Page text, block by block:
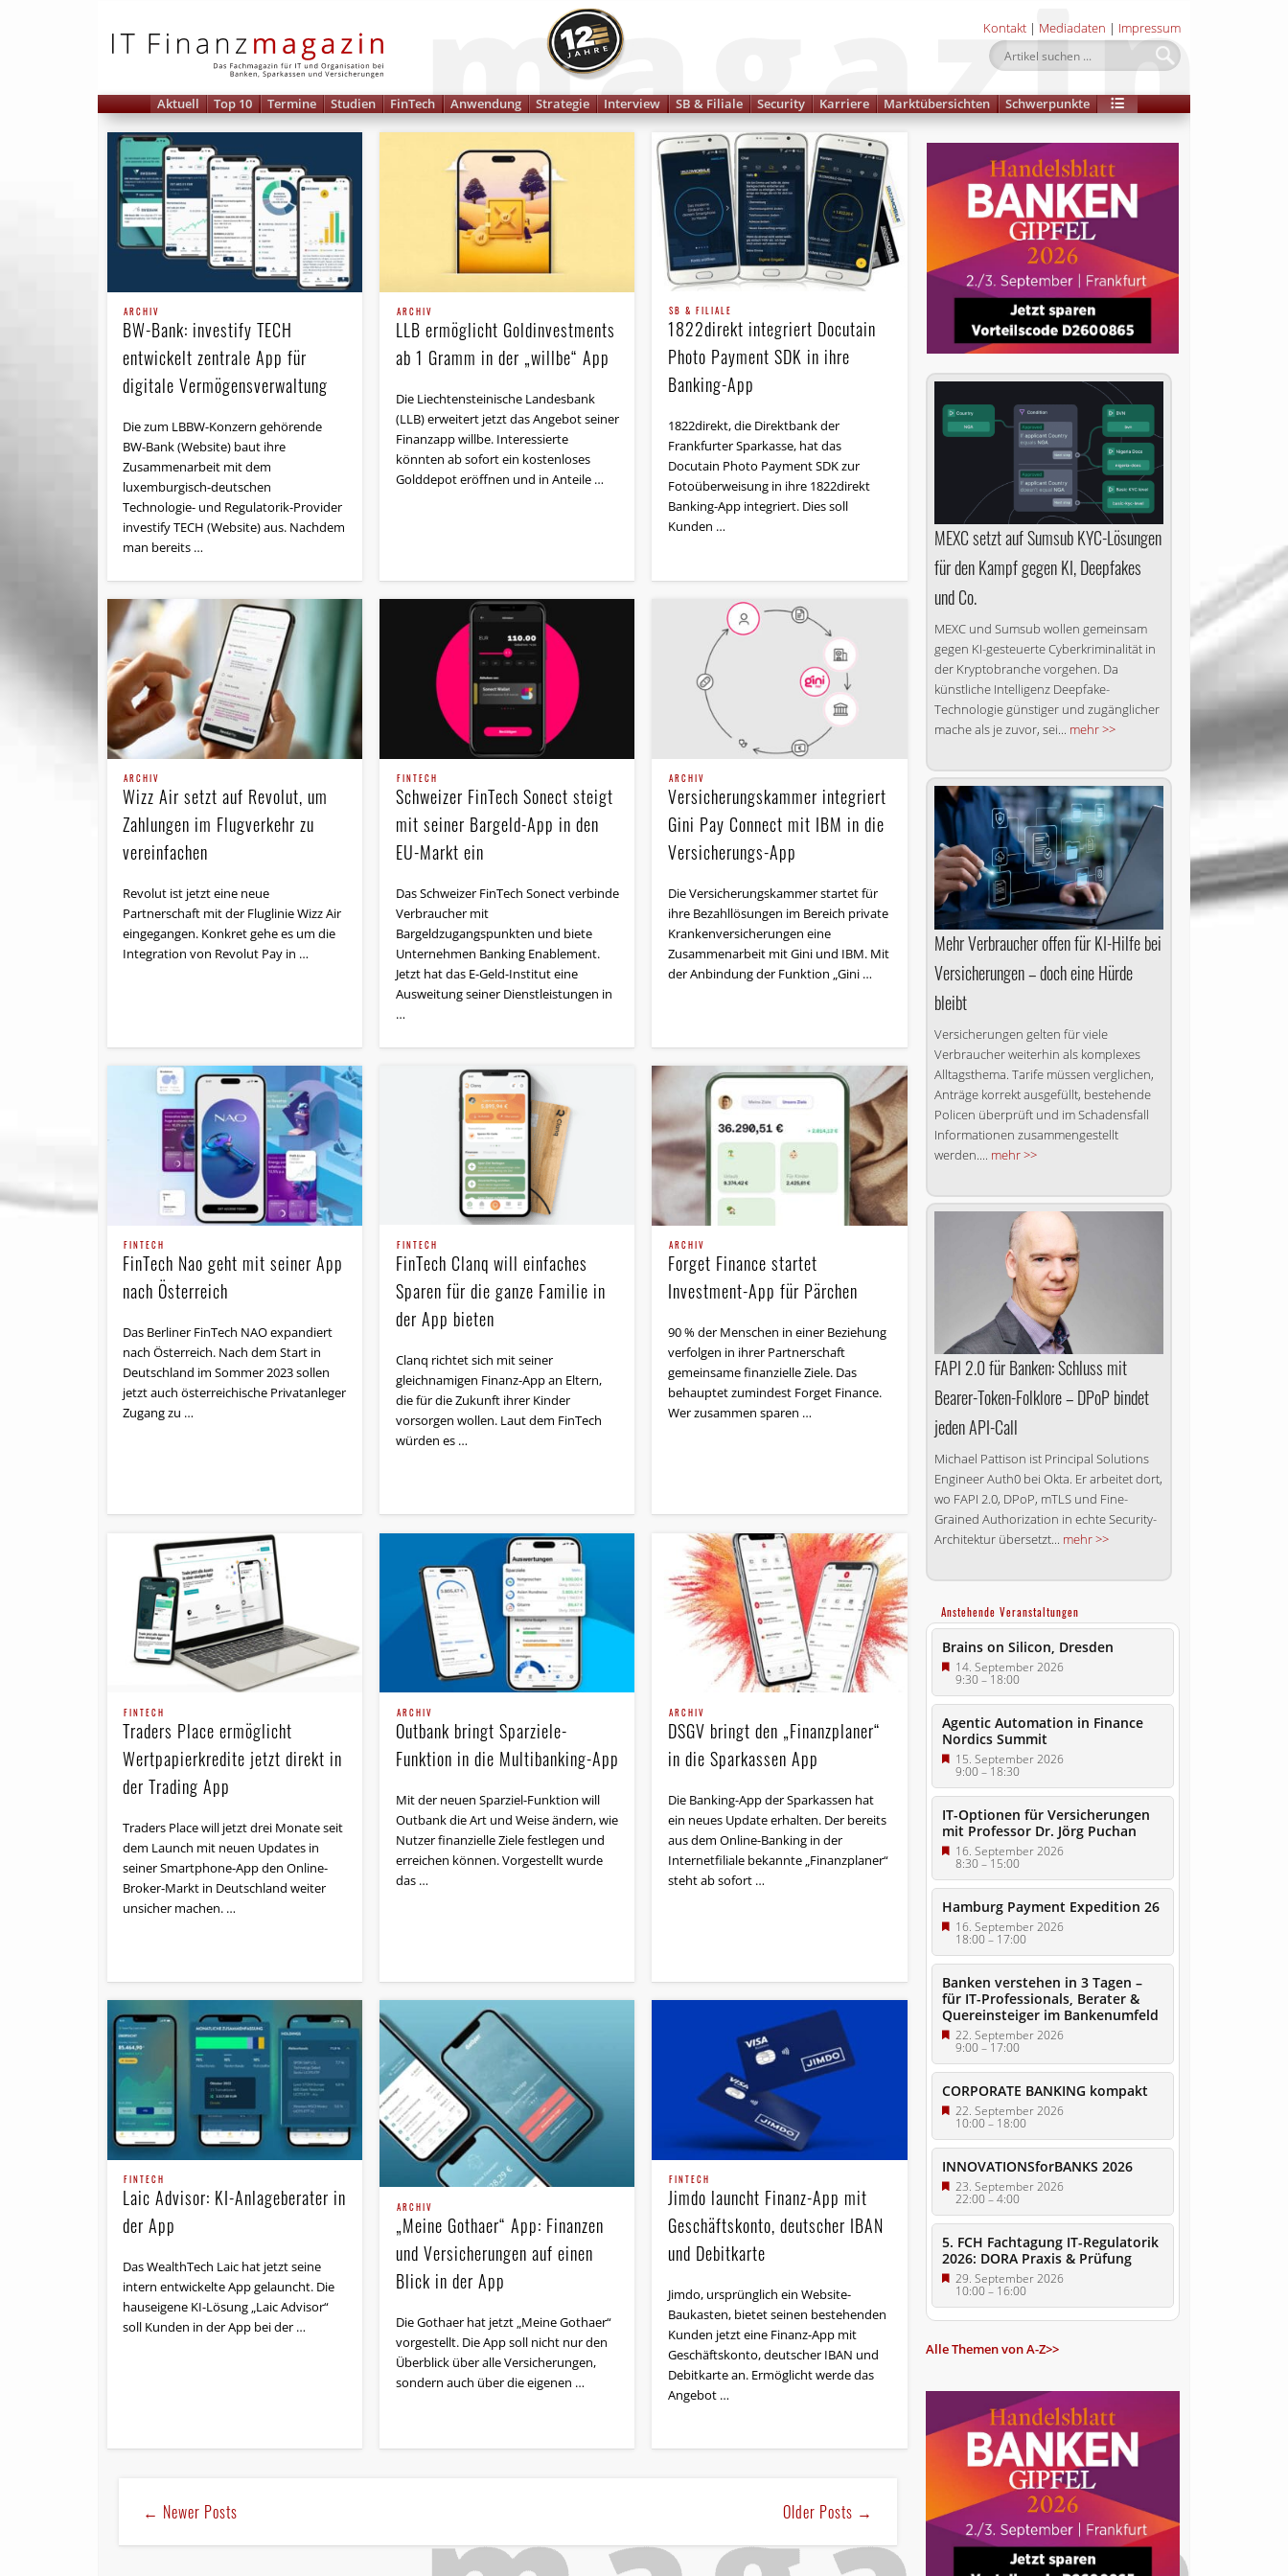
Kontakt | Mediadaten | Impressum
Aktuell Top 10 Termine Studien FinTech Anwendung Strategie Interview SB & Filiale Security Karriere Marktübersichten Schwerpunkte
ARCHIV
BW-Bank: investify TECH
entwickelt zentrale App für
digitale Vermögensverwaltung
Die zum LBBW-Konzern gehörende
BW-Bank (Website) baut ihre
Zusammenarbeit mit dem
luxemburgisch-deutschen
Technologie- und Regulatorik-Provider
investify TECH (Website) aus. Nachdem
man bereits …
ARCHIV
LLB ermöglicht Goldinvestments
ab 1 Gramm in der „willbe“ App
Die Liechtensteinische Landesbank
(LLB) erweitert jetzt das Angebot seiner
Finanzapp willbe. Interessierte
könnten ab sofort ein kostenloses
Golddepot eröffnen und in Anteile …
SB & FILIALE
1822direkt integriert Docutain
Photo Payment SDK in ihre
Banking-App
1822direkt, die Direktbank der
Frankfurter Sparkasse, hat das
Docutain Photo Payment SDK zur
Fotoüberweisung in ihre 1822direkt
Banking-App integriert. Dies soll
Kunden …
ARCHIV
Wizz Air setzt auf Revolut, um
Zahlungen im Flugverkehr zu
vereinfachen
Revolut ist jetzt eine neue
Partnerschaft mit der Fluglinie Wizz Air
eingegangen. Konkret gehe es um die
Integration von Revolut Pay in …
FINTECH
Schweizer FinTech Sonect steigt
mit seiner Bargeld-App in den
EU-Markt ein
Das Schweizer FinTech Sonect verbinde
Verbraucher mit
Bargeldzugangspunkten und biete
Unternehmen Banking Enablement.
Jetzt hat das E-Geld-Institut eine
Ausweitung seiner Dienstleistungen in
…
ARCHIV
Versicherungskammer integriert
Gini Pay Connect mit IBM in die
Versicherungs-App
Die Versicherungskammer startet für
ihre Bezahllösungen im Bereich private
Krankenversicherungen eine
Zusammenarbeit mit Gini und IBM. Mit
der Anbindung der Funktion „Gini …
FINTECH
FinTech Nao geht mit seiner App
nach Österreich
Das Berliner FinTech NAO expandiert
nach Österreich. Nach dem Start in
Deutschland im Sommer 2023 sollen
jetzt auch österreichische Privatanleger
Zugang zu …
FINTECH
FinTech Clanq will einfaches
Sparen für die ganze Familie in
der App bieten
Clanq richtet sich mit seiner
gleichnamigen Finanz-App an Eltern,
die für die Zukunft ihrer Kinder
vorsorgen wollen. Laut dem FinTech
würden es …
ARCHIV
Forget Finance startet
Investment-App für Pärchen
90 % der Menschen in einer Beziehung
verfolgen in ihrer Partnerschaft
gemeinsame finanzielle Ziele. Das
behauptet zumindest Forget Finance.
Wer zusammen sparen …
FINTECH
Traders Place ermöglicht
Wertpapierkredite jetzt direkt in
der Trading App
Traders Place will jetzt drei Monate seit
dem Launch mit neuen Updates in
seiner Smartphone-App den Online-
Broker-Markt in Deutschland weiter
unsicher machen. …
ARCHIV
Outbank bringt Sparziele-
Funktion in die Multibanking-App
Mit der neuen Sparziel-Funktion will
Outbank die Art und Weise ändern, wie
Nutzer finanzielle Ziele festlegen und
erreichen können. Vorgestellt wurde
das …
ARCHIV
DSGV bringt den „Finanzplaner“
in die Sparkassen App
Die Banking-App der Sparkassen hat
ein neues Update erhalten. Der bereits
aus dem Online-Banking in der
Internetfiliale bekannte „Finanzplaner“
steht ab sofort …
FINTECH
Laic Advisor: KI-Anlageberater in
der App
Das WealthTech Laic hat jetzt seine
intern entwickelte App gelauncht. Die
hauseigene KI-Lösung „Laic Advisor“
soll Kunden in der App bei der …
ARCHIV
„Meine Gothaer“ App: Finanzen
und Versicherungen auf einen
Blick in der App
Die Gothaer hat jetzt „Meine Gothaer“
vorgestellt. Die App soll nicht nur den
Überblick über alle Versicherungen,
sondern auch über die eigenen …
FINTECH
Jimdo launcht Finanz-App mit
Geschäftskonto, deutscher IBAN
und Debitkarte
Jimdo, ursprünglich ein Website-
Baukasten, bietet seinen bestehenden
Kunden jetzt eine Finanz-App mit
Geschäftskonto, deutscher IBAN und
Debitkarte an. Ermöglicht werde das
Angebot …
← Newer Posts Older Posts →
MEXC setzt auf Sumsub KYC-Lösungen
für den Kampf gegen KI, Deepfakes
und Co.
MEXC und Sumsub wollen gemeinsam
gegen KI-gesteuerte Cyberkriminalität in
der Kryptobranche vorgehen. Da
künstliche Intelligenz Deepfake-
Technologie günstiger und zugänglicher
mache als je zuvor, sei... mehr >>
Mehr Verbraucher offen für KI-Hilfe bei
Versicherungen – doch eine Hürde
bleibt
Versicherungen gelten für viele
Verbraucher weiterhin als komplexes
Alltagsthema. Tarife müssen verglichen,
Anträge korrekt ausgefüllt, bestehende
Policen überprüft und im Schadensfall
Informationen zusammengestellt
werden.... mehr >>
FAPI 2.0 für Banken: Schluss mit
Bearer-Token-Folklore – DPoP bindet
jeden API-Call
Michael Pattison ist Principal Solutions
Engineer Auth0 bei Okta. Er arbeitet dort,
wo FAPI 2.0, DPoP, mTLS und Fine-
Grained Authorization in echte Security-
Architektur übersetzt... mehr >>
Anstehende Veranstaltungen
Brains on Silicon, Dresden
14. September 2026
9:30–18:00
Agentic Automation in Finance
Nordics Summit
15. September 2026
9:00–18:30
IT-Optionen für Versicherungen
mit Professor Dr. Jörg Puchan
16. September 2026
8:30–15:00
Hamburg Payment Expedition 26
16. September 2026
18:00– 17:00
Banken verstehen in 3 Tagen –
für IT-Professionals, Berater &
Quereinsteiger im Bankenumfeld
22. September 2026
9:00–17:00
CORPORATE BANKING kompakt
22. September 2026
10:00– 18:00
INNOVATIONSforBANKS 2026
23. September 2026
22:00–4:00
5. FCH Fachtagung IT-Regulatorik
2026: DORA Praxis & Prüfung
29. September 2026
10:00– 16:00
Alle Themen von A-Z>>